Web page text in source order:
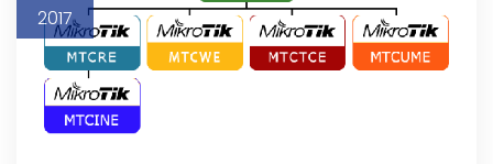
2017